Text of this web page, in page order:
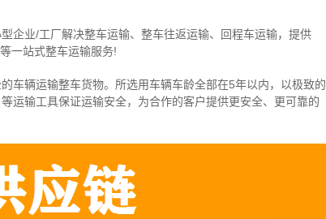
企业/工厂解决整车运输、整车往返运输、回程车运输， 提供
等一站式整车运输服务!
车辆运输整车货物。所选用车辆车龄全部在5年以内，以极致的
运输工具保证运输安全，为合作的客户提供更安全、更可靠的